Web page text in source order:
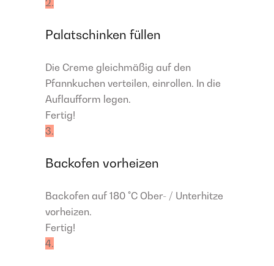
2.
Palatschinken füllen
Die Creme gleichmäßig auf den
Pfannkuchen verteilen, einrollen. In die
Auflaufform legen.
Fertig!
3.
Backofen vorheizen
Backofen auf 180 °C Ober- / Unterhitze
vorheizen.
Fertig!
4.